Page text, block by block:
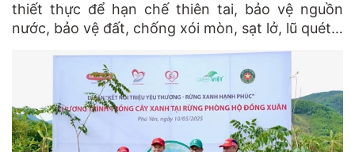
thiết thực để hạn chế thiên tai, bảo vệ nguồn
nước, bảo vệ đất, chống xói mòn, sạt lở, lũ quét…